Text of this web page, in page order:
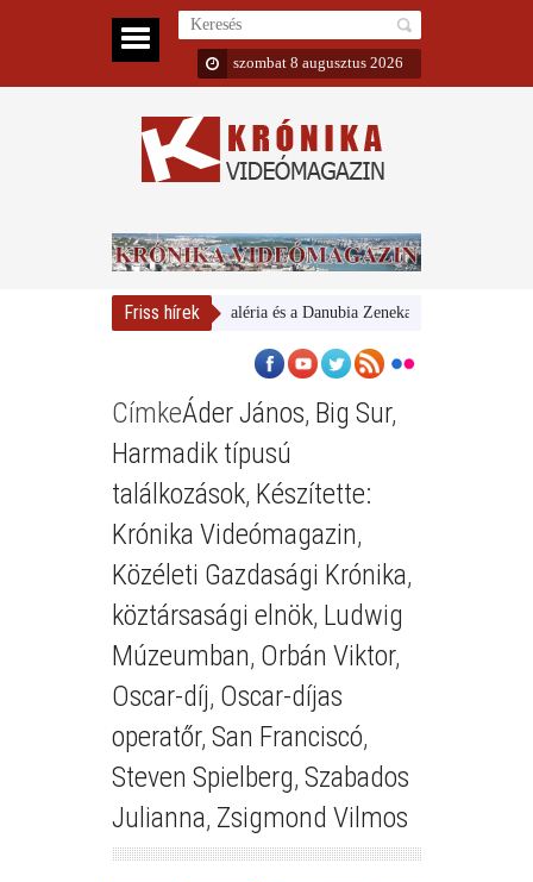
szombat 8 augusztus 2026
Friss hírek
Magyar Nemzeti Galéria és a Danubia Zenekar
CímkeÁder János, Big Sur,
Harmadik típusú
találkozások, Készítette:
Krónika Videómagazin,
Közéleti Gazdasági Krónika,
köztársasági elnök, Ludwig
Múzeumban, Orbán Viktor,
Oscar-díj, Oscar-díjas
operatőr, San Franciscó,
Steven Spielberg, Szabados
Julianna, Zsigmond Vilmos